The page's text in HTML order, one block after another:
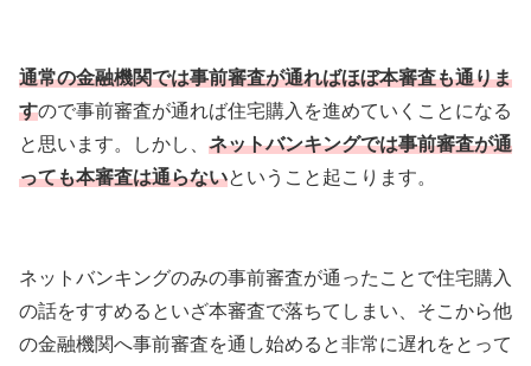
通常の金融機関では事前審査が通ればほぼ本審査も通りま
すので事前審査が通れば住宅購入を進めていくことになる
と思います。しかし、 ネットバンキングでは事前審査が通
っても本審査は通らないということ起こります。
ネットバンキングのみの事前審査が通ったことで住宅購入
の話をすすめるといざ本審査で落ちてしまい、そこから他
の金融機関へ事前審査を通し始めると非常に遅れをとって